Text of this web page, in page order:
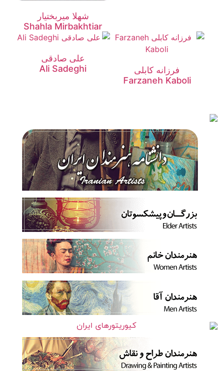
شهلا میربختیار
Shahla Mirbakhtiar
فرزانه کابلی
Farzaneh Kaboli
علی صادقی
Ali Sadeghi